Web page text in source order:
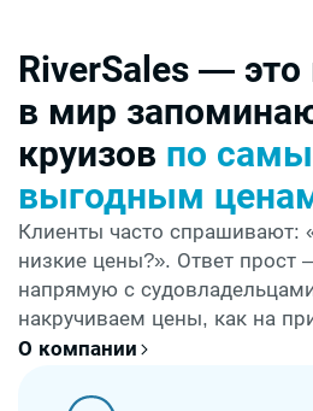
RiverSales —
в мир
круизов по
выгодным
Клиенты часто спрашивают:
низкие цены?». Ответ
напрямую с
накручиваем цены, как на
О компании